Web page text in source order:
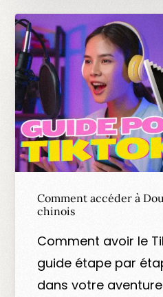
Comment accéder à
chinois
Comment avoir le
guide étape par
dans votre